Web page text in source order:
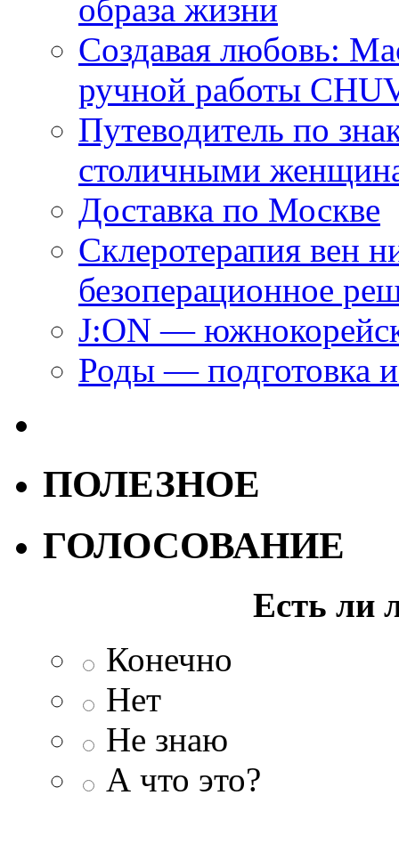
образа жизни
Создавая любовь:
ручной работы
Путеводитель по
столичными
Доставка по Москве
Склеротерапия вен
безоперационное
J:ON —
Роды — подготовка
ПОЛЕЗНОЕ
ГОЛОСОВАНИЕ
Есть ли
Конечно
Нет
Не знаю
А что это?